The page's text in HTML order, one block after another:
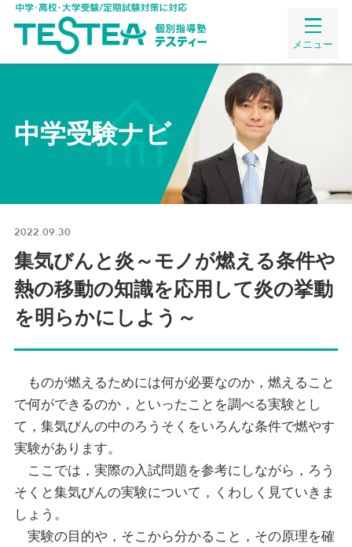
メニュー
中学受験ナビ
2022.09.30
集気びんと炎～モノが燃える条件や
熱の移動の知識を応用して炎の挙動
を明らかにしよう～
ものが燃えるためには何が必要なのか，燃えること
で何ができるのか，といったことを調べる実験とし
て，集気びんの中のろうそくをいろんな条件で燃やす
実験があります。
ここでは，実際の入試問題を参考にしながら，ろう
そくと集気びんの実験について，くわしく見ていきま
しょう。
実験の目的や，そこから分かること，その原理を確